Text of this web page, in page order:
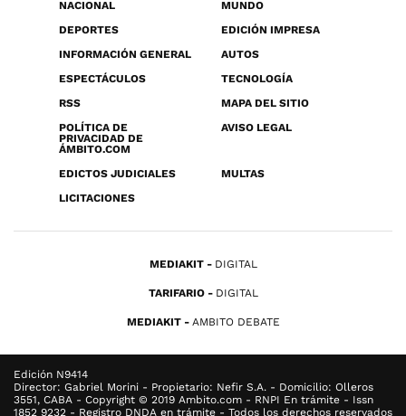
NACIONAL
MUNDO
DEPORTES
EDICIÓN IMPRESA
INFORMACIÓN GENERAL
AUTOS
ESPECTÁCULOS
TECNOLOGÍA
RSS
MAPA DEL SITIO
POLÍTICA DE
PRIVACIDAD DE
ÁMBITO.COM
AVISO LEGAL
EDICTOS JUDICIALES
MULTAS
LICITACIONES
MEDIAKIT DIGITAL
TARIFARIO DIGITAL
MEDIAKIT AMBITO DEBATE
Edición N9414
Director: Gabriel Morini - Propietario: Nefir S.A. - Domicilio: Olleros
3551, CABA - Copyright © 2019 Ambito.com - RNPI En trámite - Issn
1852 9232 - Registro DNDA en trámite - Todos los derechos reservados